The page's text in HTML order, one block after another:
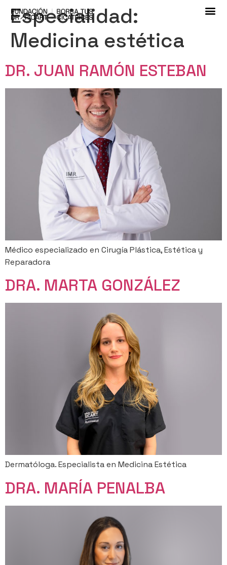
Especialidad:
Medicina estética
DR. JUAN RAMÓN ESTEBAN
Médico especializado en Cirugía Plástica, Estética y
Reparadora
DRA. MARTA GONZÁLEZ
Dermatóloga. Especialista en Medicina Estética
DRA. MARÍA PENALBA